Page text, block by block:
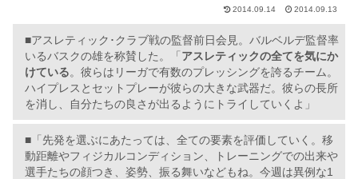
2014.09.14 2014.09.13
■アスレティック･クラブ戦の監督前日会見。バルベルデ監督率
いるバスクの雄を称賛した。「 アスレティックの全てを気にか
けている。彼らはリーガで有数のプレッシングを誇るチーム。
ハイプレスとセットプレーが彼らの大きな武器だ。彼らの長所
を消し、自分たちの良さが出るようにトライしていくよ」
■「先発を選ぶにあたっては、全ての要素を評価していく。移
動距離やフィジカルコンディション、トレーニングでの出来や
選手たちの顔つき、姿勢、振る舞いなどもね。今週は異例な1